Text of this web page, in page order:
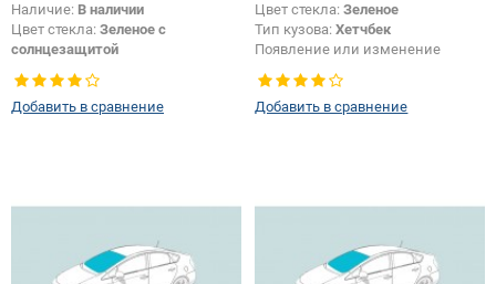
Наличие: В наличии
Цвет стекла: Зеленое с
солнцезащитой
Тип кузова: Хетчбек
Тип стекла:Боковое стекло
правое
Добавить в сравнение
Цвет стекла:Зеленое
Тип кузова:Хетчбек
Появление или изменение
шелкографии:
Добавить в сравнение